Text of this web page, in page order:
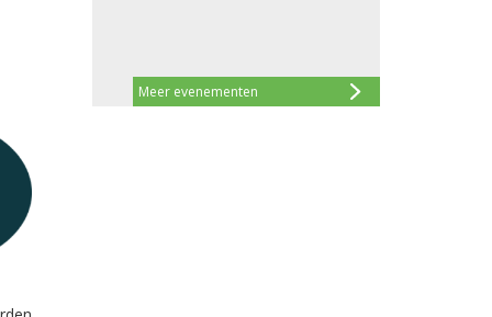
Meer evenementen